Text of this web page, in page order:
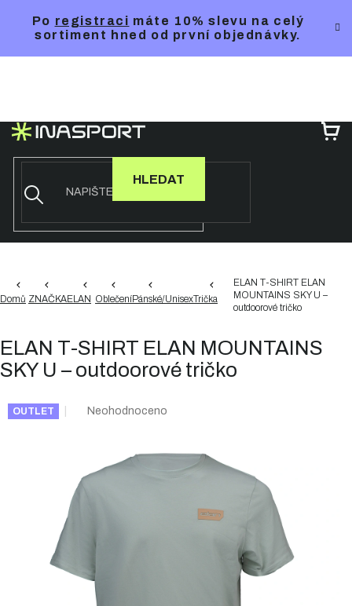
Po registraci máte 10% slevu na celý
sortiment hned od první objednávky.
HLEDAT
Domů ZNAČKAELAN OblečeníPánské/UnisexTrička
ELAN T-SHIRT ELAN
MOUNTAINS SKY U –
outdoorové tričko
ELAN T-SHIRT ELAN MOUNTAINS
SKY U – outdoorové tričko
OUTLET
Průměrné
0,0
Neohodnoceno